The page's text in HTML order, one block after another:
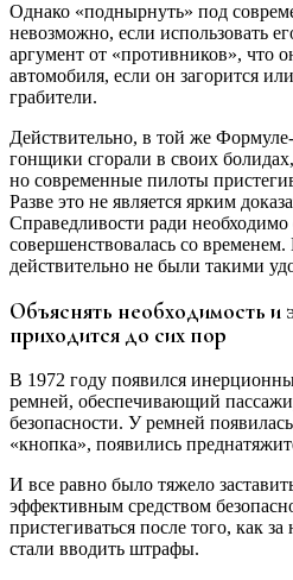
Однако «поднырнуть» под
невозможно, если использовать
аргумент от «противников», что
автомобиля, если он загорится
грабители.
Действительно, в той же
гонщики сгорали в своих
но современные пилоты
Разве это не является ярким
Справедливости ради необходимо
совершенствовалась со
действительно не были такими
Объяснять необходимость и
приходится до сих пор
В 1972 году появился
ремней, обеспечивающий
безопасности. У ремней
«кнопка», появились
И все равно было тяжело
эффективным средством
пристегиваться после того, как
стали вводить штрафы.